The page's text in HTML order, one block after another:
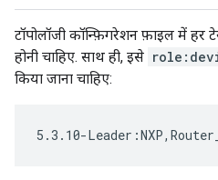
टॉपोलॉजी कॉन्फ़िगरेशन फ़ाइल में हर
होनी चाहिए. साथ ही, इसे
किया जाना चाहिए:
5.3.10-